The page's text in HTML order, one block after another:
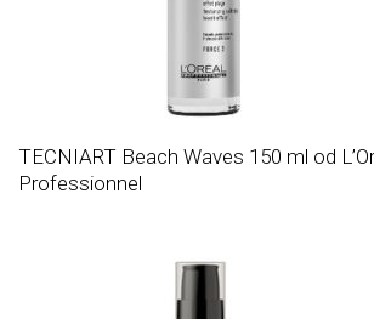
TECNIART Beach Waves 150 ml od
Professionnel